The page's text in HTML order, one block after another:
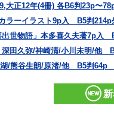
大正12年(4冊) 各B6判23p〜
カラーイラスト9p入 B5判
出世物語」本多喜久夫著7p
田久弥/神崎清/小川未明/
湖/熊谷生朗/原渚/他 B5判